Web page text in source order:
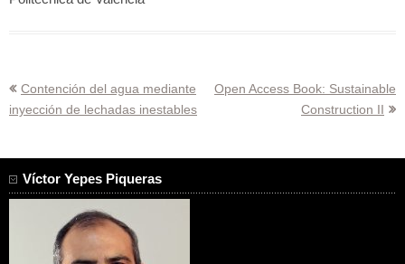
Navegación
de
Contención del agua mediante
inyección de lechadas inestables
Open Access Book: Sustainable
Construction II
Víctor Yepes Piqueras